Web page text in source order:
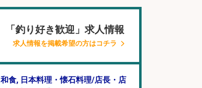
「釣り好き歓迎」求人情報
求人情報を掲載希望の方はコチラ
和食, 日本料理・懐石料理/店長・店